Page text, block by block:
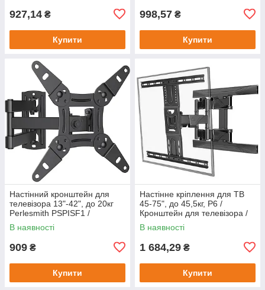
927,14 ₴
Купити
998,57 ₴
Купити
Настінний кронштейн для
телевізора 13"-42", до 20кг
Perlesmith PSPISF1 /
Поворотне кріплення для
телевізора
В наявності
909 ₴
Купити
Настінне кріплення для ТВ
45-75", до 45,5кг, P6 /
Кронштейн для телевізора /
Кріплення для ТВ з
поворотом
В наявності
1 684,29 ₴
Купити